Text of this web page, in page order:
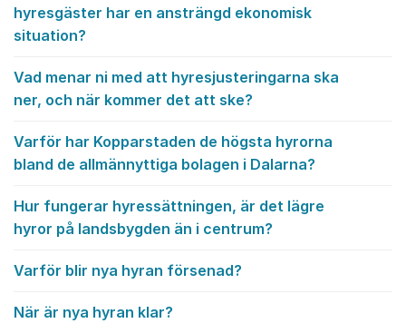
hyresgäster har en ansträngd ekonomisk
situation?
Vad menar ni med att hyresjusteringarna ska
ner, och när kommer det att ske?
Varför har Kopparstaden de högsta hyrorna
bland de allmännyttiga bolagen i Dalarna?
Hur fungerar hyressättningen, är det lägre
hyror på landsbygden än i centrum?
Varför blir nya hyran försenad?
När är nya hyran klar?